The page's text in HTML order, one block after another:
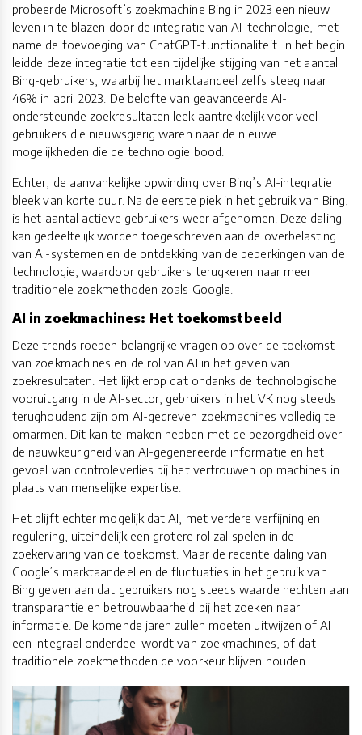
probeerde Microsoft’s zoekmachine Bing in 2023 een nieuw
leven in te blazen door de integratie van AI-technologie, met
name de toevoeging van ChatGPT-functionaliteit. In het begin
leidde deze integratie tot een tijdelijke stijging van het aantal
Bing-gebruikers, waarbij het marktaandeel zelfs steeg naar
46% in april 2023. De belofte van geavanceerde AI-
ondersteunde zoekresultaten leek aantrekkelijk voor veel
gebruikers die nieuwsgierig waren naar de nieuwe
mogelijkheden die de technologie bood.
Echter, de aanvankelijke opwinding over Bing’s AI-integratie
bleek van korte duur. Na de eerste piek in het gebruik van Bing,
is het aantal actieve gebruikers weer afgenomen. Deze daling
kan gedeeltelijk worden toegeschreven aan de overbelasting
van AI-systemen en de ontdekking van de beperkingen van de
technologie, waardoor gebruikers terugkeren naar meer
traditionele zoekmethoden zoals Google.
AI in zoekmachines: Het toekomstbeeld
Deze trends roepen belangrijke vragen op over de toekomst
van zoekmachines en de rol van AI in het geven van
zoekresultaten. Het lijkt erop dat ondanks de technologische
vooruitgang in de AI-sector, gebruikers in het VK nog steeds
terughoudend zijn om AI-gedreven zoekmachines volledig te
omarmen. Dit kan te maken hebben met de bezorgdheid over
de nauwkeurigheid van AI-gegenereerde informatie en het
gevoel van controleverlies bij het vertrouwen op machines in
plaats van menselijke expertise.
Het blijft echter mogelijk dat AI, met verdere verfijning en
regulering, uiteindelijk een grotere rol zal spelen in de
zoekervaring van de toekomst. Maar de recente daling van
Google’s marktaandeel en de fluctuaties in het gebruik van
Bing geven aan dat gebruikers nog steeds waarde hechten aan
transparantie en betrouwbaarheid bij het zoeken naar
informatie. De komende jaren zullen moeten uitwijzen of AI
een integraal onderdeel wordt van zoekmachines, of dat
traditionele zoekmethoden de voorkeur blijven houden.